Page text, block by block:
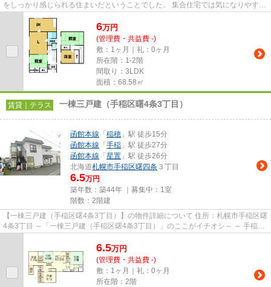
をしっかり感じられる住まいだということでした。 集合住宅では気になりやすい
6万円
(管理費・共益費 -)
敷：1ヶ月｜礼：0ヶ月
所在階：1-2階
間取り：3LDK
面積：68.58㎡
賃貸｜テラス 一棟三戸建（手稲区曙4条3丁目）
函館本線 「 稲穂 」駅 徒歩15分
函館本線 「 手稲 」駅 徒歩27分
函館本線 「 星置 」駅 徒歩26分
北海道札幌市手稲区曙四条 ３丁目
6.5万円
築年数：築44年 ｜募集中： 1室
階数：2階建
【一棟三戸建（手稲区曙4条3丁目）】の物件詳細について 住所：札幌市手稲区曙
4条3丁目 ～「一棟三戸建（手稲区曙4条3丁目）」のここがイチオシ～ ～ 手稲あ
6.5万円
(管理費・共益費 -)
敷：1ヶ月｜礼：0ヶ月
所在階：2階